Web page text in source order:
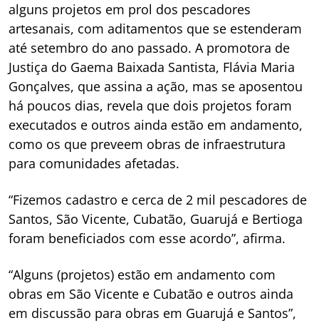
alguns projetos em prol dos pescadores
artesanais, com aditamentos que se estenderam
até setembro do ano passado. A promotora de
Justiça do Gaema Baixada Santista, Flávia Maria
Gonçalves, que assina a ação, mas se aposentou
há poucos dias, revela que dois projetos foram
executados e outros ainda estão em andamento,
como os que preveem obras de infraestrutura
para comunidades afetadas.
“Fizemos cadastro e cerca de 2 mil pescadores de
Santos, São Vicente, Cubatão, Guarujá e Bertioga
foram beneficiados com esse acordo”, afirma.
“Alguns (projetos) estão em andamento com
obras em São Vicente e Cubatão e outros ainda
em discussão para obras em Guarujá e Santos”,